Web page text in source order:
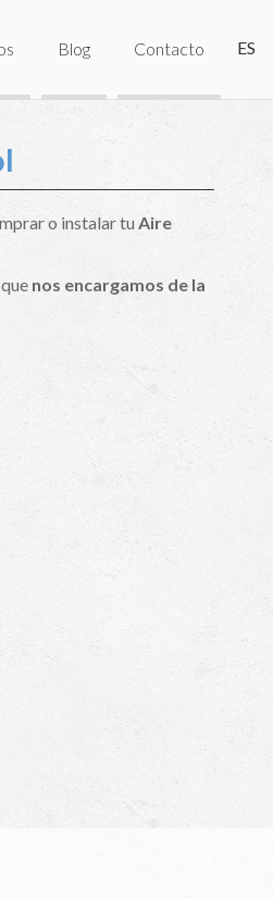
ES
Blog Contacto
o instalar tuAire
nos encargamos de la